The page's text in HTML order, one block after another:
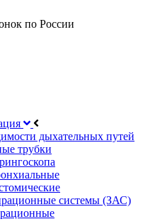
по России
дыхательных путей
трубки
системы (ЗАС)